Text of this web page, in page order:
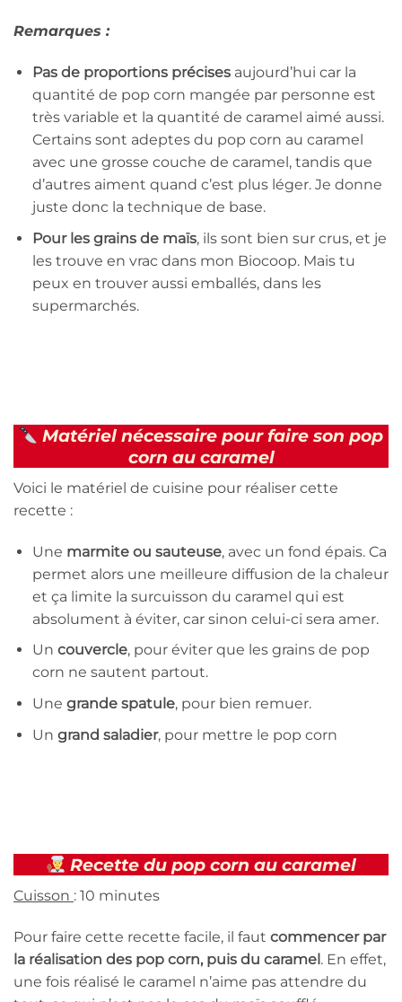
Remarques :
Pas de proportions précisesaujourd’hui car la
quantité de pop corn mangée par personne est
très variable et la quantité de caramel aimé aussi.
Certains sont adeptes du pop corn au caramel
avec une grosse couche de caramel, tandis que
d’autres aiment quand c’est plus léger. Je donne
juste donc la technique de base.
Pour les grains de maïs, ils sont bien sur crus, et je
les trouve en vrac dans mon Biocoop. Mais tu
peux en trouver aussi emballés, dans les
supermarchés.
Matériel nécessaire pour faire son pop
corn au caramel
Voici le matériel de cuisine pour réaliser cette
recette :
Une marmite ou sauteuse, avec un fond épais. Ca
permet alors une meilleure diffusion de la chaleur
et ça limite la surcuisson du caramel qui est
absolument à éviter, car sinon celui-ci sera amer.
Un couvercle, pour éviter que les grains de pop
corn ne sautent partout.
Une grande spatule, pour bien remuer.
Un grand saladier, pour mettre le pop corn
Recette du pop corn au caramel
Cuisson : 10 minutes
Pour faire cette recette facile, il faut commencer par
la réalisation des pop corn, puis du caramel. En effet,
une fois réalisé le caramel n’aime pas attendre du